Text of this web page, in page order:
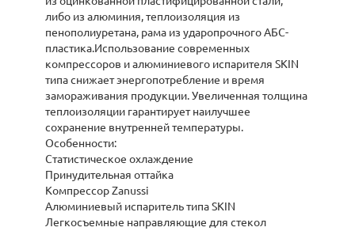
либо из алюминия, теплоизоляция из
пенополиуретана, рама из ударопрочного АБС-
пластика.Использование современных
компрессоров и алюминиевого испарителя SKIN
типа снижает энергопотребление и время
замораживания продукции. Увеличенная толщина
теплоизоляции гарантирует наилучшее
сохранение внутренней температуры.
Особенности:
Статистическое охлаждение
Принудительная оттайка
Компрессор Zanussi
Алюминиевый испаритель типа SKIN
Легкосъемные направляющие для стекол